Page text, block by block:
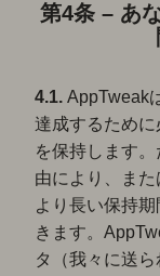
第4条 – あ
4.1. AppTweak
達成するため
を保持します
由により、また
より長い保持
きます。
タ（我々に送